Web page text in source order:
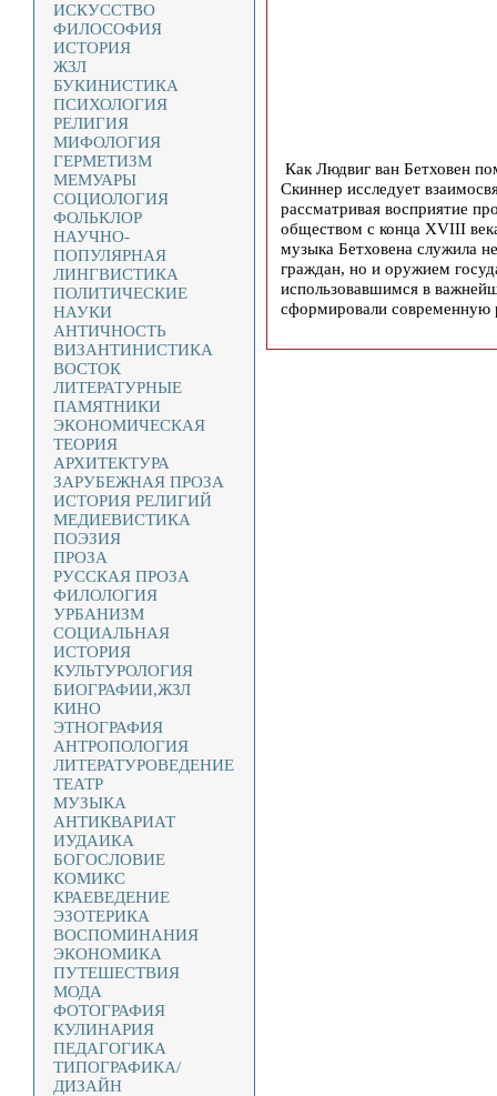
ИСКУССТВО
ФИЛОСОФИЯ
ИСТОРИЯ
ЖЗЛ
БУКИНИСТИКА
ПСИХОЛОГИЯ
РЕЛИГИЯ
МИФОЛОГИЯ
ГЕРМЕТИЗМ
МЕМУАРЫ
СОЦИОЛОГИЯ
ФОЛЬКЛОР
НАУЧНО-
ПОПУЛЯРНАЯ
ЛИНГВИСТИКА
ПОЛИТИЧЕСКИЕ
НАУКИ
АНТИЧНОСТЬ
ВИЗАНТИНИСТИКА
ВОСТОК
ЛИТЕРАТУРНЫЕ
ПАМЯТНИКИ
ЭКОНОМИЧЕСКАЯ
ТЕОРИЯ
АРХИТЕКТУРА
ЗАРУБЕЖНАЯ ПРОЗА
ИСТОРИЯ РЕЛИГИЙ
МЕДИЕВИСТИКА
ПОЭЗИЯ
ПРОЗА
РУССКАЯ ПРОЗА
ФИЛОЛОГИЯ
УРБАНИЗМ
СОЦИАЛЬНАЯ
ИСТОРИЯ
КУЛЬТУРОЛОГИЯ
БИОГРАФИИ,ЖЗЛ
КИНО
ЭТНОГРАФИЯ
АНТРОПОЛОГИЯ
ЛИТЕРАТУРОВЕДЕНИЕ
ТЕАТР
МУЗЫКА
АНТИКВАРИАТ
ИУДАИКА
БОГОСЛОВИЕ
КОМИКС
КРАЕВЕДЕНИЕ
ЭЗОТЕРИКА
ВОСПОМИНАНИЯ
ЭКОНОМИКА
ПУТЕШЕСТВИЯ
МОДА
ФОТОГРАФИЯ
КУЛИНАРИЯ
ПЕДАГОГИКА
ТИПОГРАФИКА/
ДИЗАЙН
Как Людвиг ван Бетховен
Скиннер исследует
рассматривая восприятие
обществом с конца XVIII
музыка Бетховена служила
граждан, но и оружием
использовавшимся в
сформировали современную